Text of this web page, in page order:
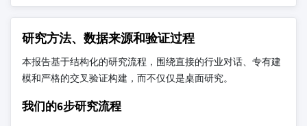
研究方法、数据来源和验证过程
本报告基于结构化的研究流程，围绕直接的行业对话、专有建
模和严格的交叉验证构建，而不仅仅是桌面研究。
我们的6步研究流程